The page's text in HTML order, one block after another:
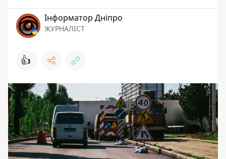
Інформатор Дніпро
ЖУРНАЛІСТ
👍